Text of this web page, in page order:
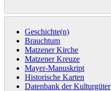
Geschichte(n)
Brauchtum
Matzener Kirche
Matzener Kreuze
Mayer-Manuskript
Historische Karten
Datenbank der Kulturgüter